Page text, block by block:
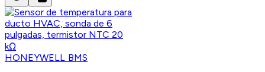
HONEYWELL BMS